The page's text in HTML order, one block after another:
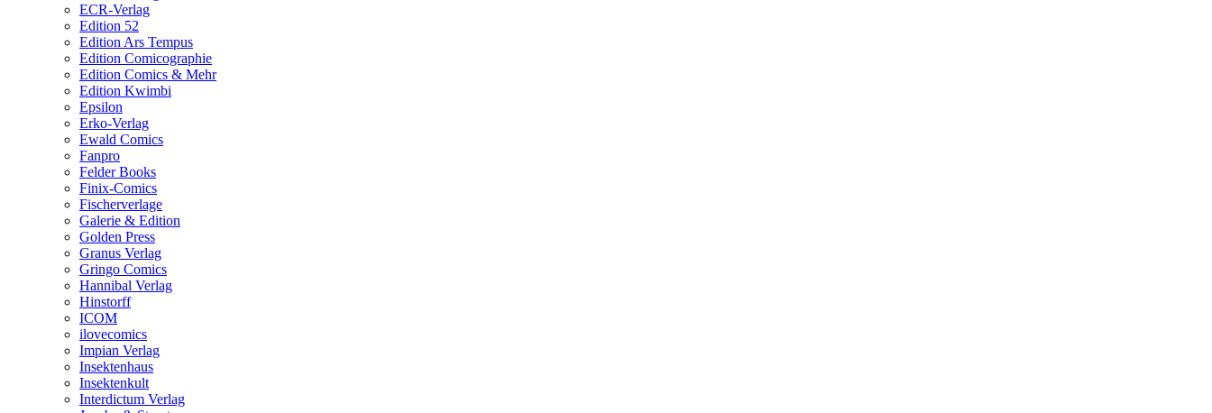
ECR-Verlag
Edition 52
Edition Ars Tempus
Edition Comicographie
Edition Comics & Mehr
Edition Kwimbi
Epsilon
Erko-Verlag
Ewald Comics
Fanpro
Felder Books
Finix-Comics
Fischerverlage
Galerie & Edition
Golden Press
Granus Verlag
Gringo Comics
Hannibal Verlag
Hinstorff
ICOM
ilovecomics
Impian Verlag
Insektenhaus
Insektenkult
Interdictum Verlag